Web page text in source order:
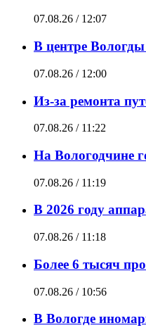
07.08.26 / 12:07
В центре Вологды
07.08.26 / 12:00
Из-за ремонта
07.08.26 / 11:22
На Вологодчине
07.08.26 / 11:19
В 2026 году
07.08.26 / 11:18
Более 6 тысяч
07.08.26 / 10:56
В Вологде